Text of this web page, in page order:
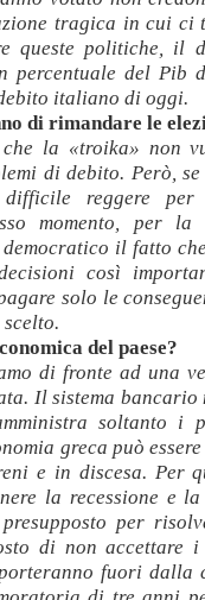
tragica in cui ci
queste politiche, il
percentuale del Pib
italiano di oggi.
di rimandare le
che la «troika» non
di debito. Però,
difficile reggere
momento, per
il fatto
così
solo le
del paese?
di fronte ad una
Il sistema bancario
soltanto i
greca può
e in discesa. Per
la recessione e
per
di non accettare i
fuori dalla